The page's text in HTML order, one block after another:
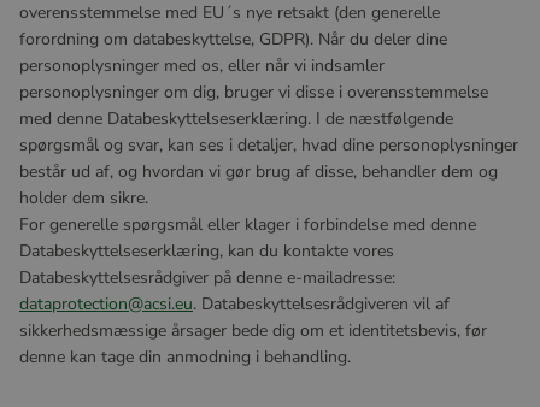
overensstemmelse med EU´s nye retsakt (den generelle
forordning om databeskyttelse, GDPR). Når du deler dine
personoplysninger med os, eller når vi indsamler
personoplysninger om dig, bruger vi disse i overensstemmelse
med denne Databeskyttelseserklæring. I de næstfølgende
spørgsmål og svar, kan ses i detaljer, hvad dine personoplysninger
består ud af, og hvordan vi gør brug af disse, behandler dem og
holder dem sikre.
For generelle spørgsmål eller klager i forbindelse med denne
Databeskyttelseserklæring, kan du kontakte vores
Databeskyttelsesrådgiver på denne e-mailadresse:
dataprotection@acsi.eu. Databeskyttelsesrådgiveren vil af
sikkerhedsmæssige årsager bede dig om et identitetsbevis, før
denne kan tage din anmodning i behandling.